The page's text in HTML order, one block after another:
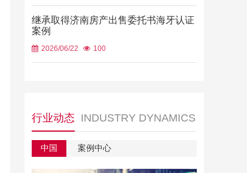
继承取得济南房产出售委托书海牙认证
案例
2026/06/22 100
行业动态 INDUSTRY DYNAMICS
中国 案例中心